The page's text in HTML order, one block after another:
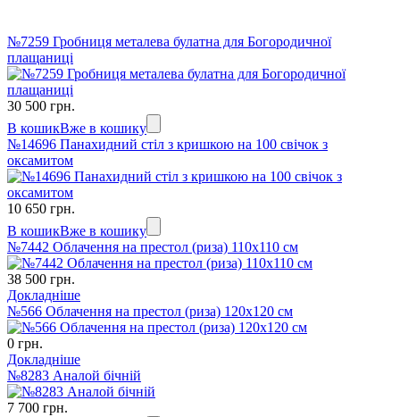
№7259 Гробниця металева булатна для Богородичної
плащаниці
30 500 грн.
В кошикВже в кошику
№14696 Панахидний стіл з кришкою на 100 свічок з
оксамитом
10 650 грн.
В кошикВже в кошику
№7442 Облачення на престол (риза) 110х110 см
38 500 грн.
Докладніше
№566 Облачення на престол (риза) 120х120 см
0 грн.
Докладніше
№8283 Аналой бічній
7 700 грн.